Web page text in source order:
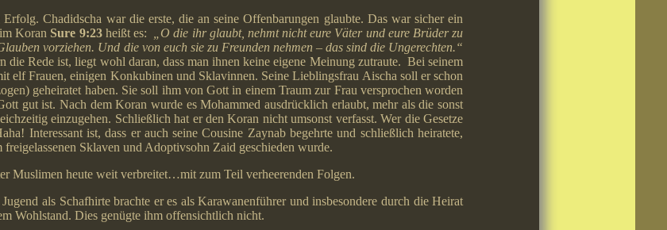
Chadidscha war die erste, die an seine Offenbarungen glaubte. Das war sicher ein
Koran Sure 9:23heißt es:
„O die ihr glaubt, nehmt nicht eure Väter und eure Brüder zu
vorziehen. Und die von euch sie zu Freunden nehmen – das sind die Ungerechten.“
die Rede ist, liegt wohl daran, dass man ihnen keine eigene Meinung zutraute. Bei seinem
elf Frauen, einigen Konkubinen und Sklavinnen. Seine Lieblingsfrau Aischa soll er schon
geheiratet haben. Sie soll ihm von Gott in einem Traum zur Frau versprochen worden
gut ist. Nach dem Koran wurde es Mohammed ausdrücklich erlaubt, mehr als die sonst
einzugehen. Schließlich hat er den Koran nicht umsonst verfasst. Wer die Gesetze
Interessant ist, dass er auch seine Cousine Zaynab begehrte und schließlich heiratete,
Sklaven und Adoptivsohn Zaid geschieden wurde.
Muslimen heute weit verbreitet…mit zum Teil verheerenden Folgen.
als Schafhirte brachte er es als Karawanenführer und insbesondere durch die Heirat
Wohlstand. Dies genügte ihm offensichtlich nicht.